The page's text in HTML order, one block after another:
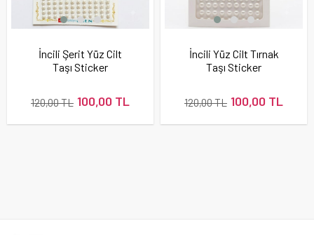
İncili Şerit Yüz Cilt
Taşı Sticker
100,00 TL
120,00 TL
İncili Yüz Cilt Tırnak
Taşı Sticker
100,00 TL
120,00 TL